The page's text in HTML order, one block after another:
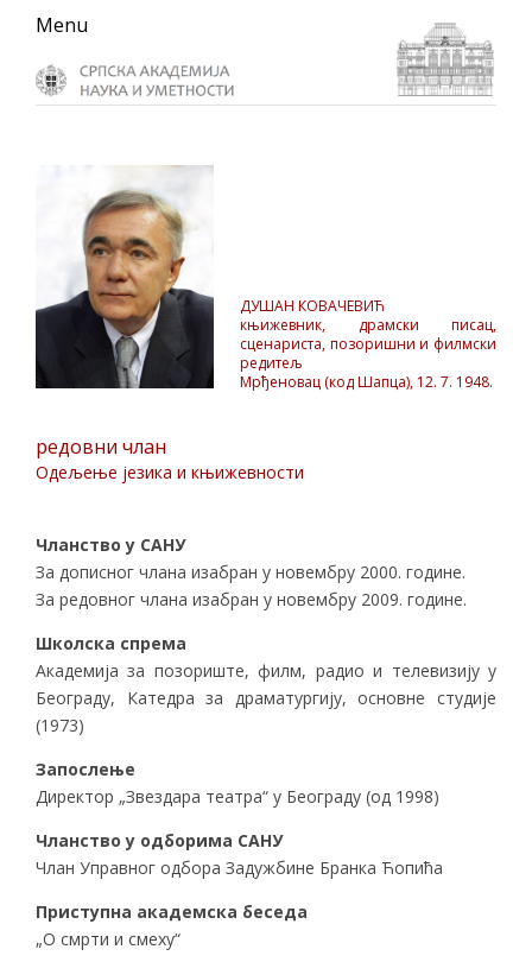
Skip
primary
navigation
Skip
main
content
Skip
primary
sidebar
Menu
ДУШАН КОВАЧЕВИЋ
књижевник, драмски писац,
сценариста, позоришни и филмски
редитељ
Мрђеновац (код Шапца), 12. 7. 1948.
редовни члан
Одељење језика и књижевности
Чланство у САНУ
За дописног члана изабран у новембру 2000. године.
За редовног члана изабран у новембру 2009. године.
Школска спрема
Академија за позориште, филм, радио и телевизију у
Београду, Катедра за драматургију, основне студије
(1973)
Запослење
Директор „Звездара театра“ у Београду (од 1998)
Чланство у одборима САНУ
Члан Управног одбора Задужбине Бранкa Ћопићa
Приступна академска беседа
„О смрти и смеху“